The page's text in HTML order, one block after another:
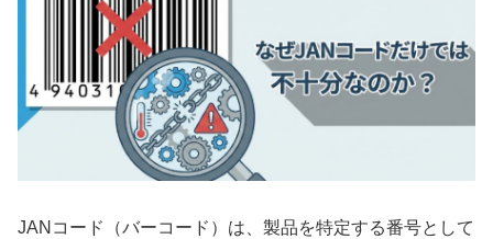
JANコード（バーコード）は、製品を特定する番号として